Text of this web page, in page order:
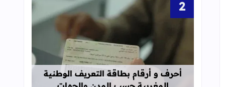
قراءة المزيد عن أحرف و أرقام
أحرف و أرقام بطاقة التعريف الوطنية